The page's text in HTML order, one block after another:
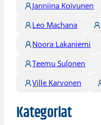
Janniina Koivunen
Leo Machana
Noora Lakaniemi
Teemu Sulonen
Ville Karvonen
Kategoriat